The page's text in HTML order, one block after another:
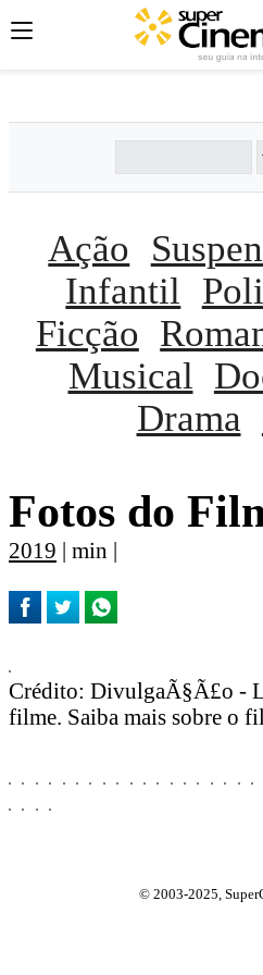
';';
Ação
Infantil
Ficção
Musical
Drama
Fotos do
2019 | min |
Crédito: DivulgaÃ§Ã£o -
filme. Saiba mais sobre o
© 2003-2025,